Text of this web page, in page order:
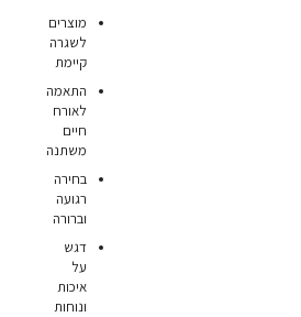
מוצרים
לשגרה
קיימת
התאמה
לאורח
חיים
משתנה
בחירה
רגועה
וברורה
דגש
על
איכות
ונוחות